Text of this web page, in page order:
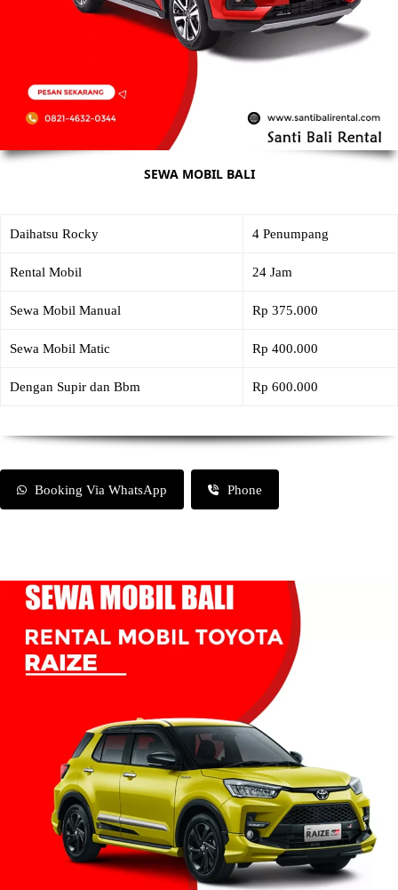
SEWA MOBIL BALI
Daihatsu Rocky 4 Penumpang
Rental Mobil 24 Jam
Sewa Mobil Manual Rp 375.000
Sewa Mobil Matic Rp 400.000
Dengan Supir dan Bbm Rp 600.000
Booking Via WhatsApp Phone